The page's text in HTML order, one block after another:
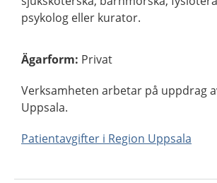
psykolog eller kurator.
Ägarform: Privat
Verksamheten arbetar på uppdrag
Uppsala.
Patientavgifter i Region Uppsala